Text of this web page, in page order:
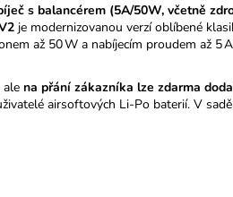
s balancérem (5A/50W, včetně
je modernizovanou verzí oblíbené
až 50 W a nabíjecím proudem až
ale na přání zákazníka lze zdarma
airsoftových Li-Po baterií. V